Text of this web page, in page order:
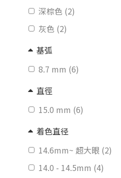
深棕色 (2)
灰色 (2)
基弧
8.7 mm (6)
直徑
15.0 mm (6)
着色直径
14.6mm~ 超大眼 (2)
14.0 - 14.5mm (4)